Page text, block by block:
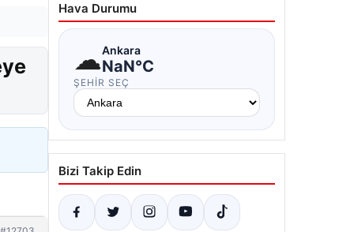
Hava Durumu
☁Ankara
NaN°C
ŞEHIR SEÇ
Bizi Takip Edin